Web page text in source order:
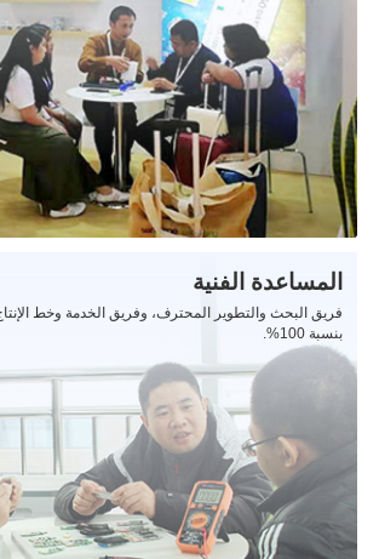
المساعدة الفنية
فريق البحث والتطوير المحترف، وفريق الخدمة وخط الإنتاج
بنسبة 100%.